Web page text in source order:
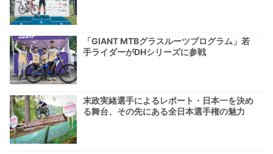
「GIANT MTBグラスルーツプログラム」若
手ライダーがDHシリーズに参戦
末政実緒選手によるレポート・日本一を決め
る舞台、その先にある全日本選手権の魅力